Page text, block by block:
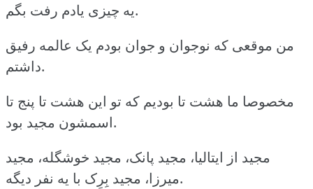
یه چیزی یادم رفت بگم.
من موقعی که نوجوان و جوان بودم یک عالمه رفیق
داشتم.
مخصوصا ما هشت تا بودیم که تو این هشت تا پنج تا
اسمشون مجید بود.
مجید از ایتالیا، مجید پانک، مجید خوشگله، مجید
میرزا، مجید بِرِک با یه نفر دیگه.